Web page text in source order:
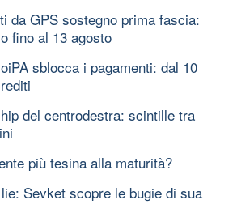
da GPS sostegno prima fascia:
fino al 13 agosto
sblocca i pagamenti: dal 10
del centrodestra: scintille tra
più tesina alla maturità?
Sevket scopre le bugie di sua